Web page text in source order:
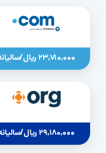
23,710,000 ریال/سالیانه
29,180,000 ریال/سالیانه